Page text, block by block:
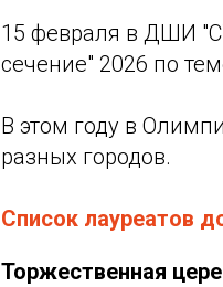
15 февраля в ДШИ
сечение" 2026 по
В этом году в
разных городов.
Список лауреатов
Торжественная